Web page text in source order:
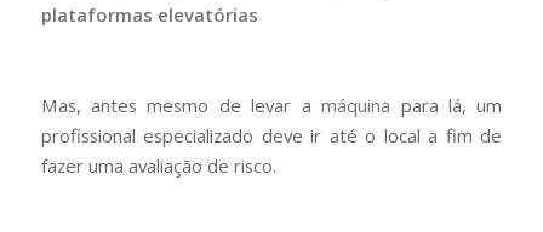
plataformas elevatórias
Mas, antes mesmo de levar amáquina para lá, um
profissional especializado deve ir até o local a fim de
fazer uma avaliação de risco.